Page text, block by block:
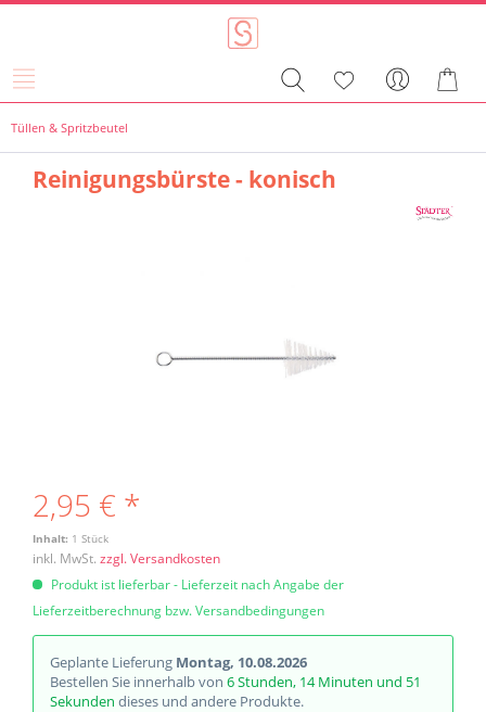
Tüllen & Spritzbeutel
Reinigungsbürste - konisch
2,95 € *
Inhalt: 1 Stück
inkl. MwSt. zzgl. Versandkosten
Produkt ist lieferbar - Lieferzeit nach Angabe der
Lieferzeitberechnung bzw. Versandbedingungen
Geplante Lieferung Montag, 10.08.2026
Bestellen Sie innerhalb von 6 Stunden, 14 Minuten und 51
Sekunden dieses und andere Produkte.